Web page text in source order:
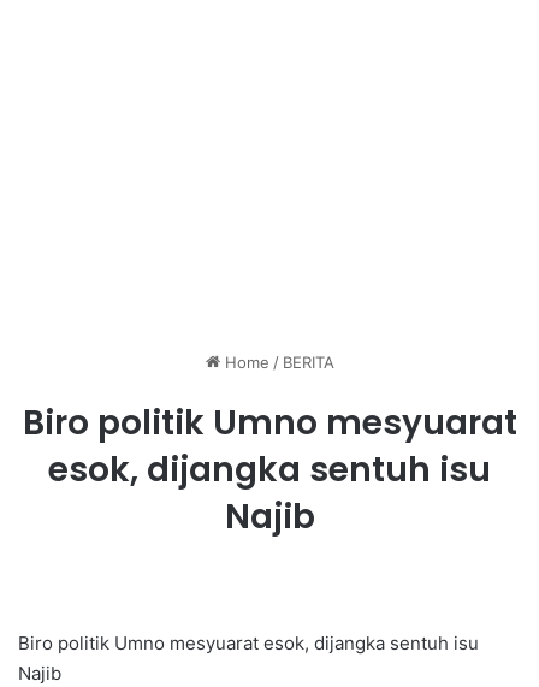
Home / BERITA
Biro politik Umno mesyuarat
esok, dijangka sentuh isu
Najib
Biro politik Umno mesyuarat esok, dijangka sentuh isu
Najib